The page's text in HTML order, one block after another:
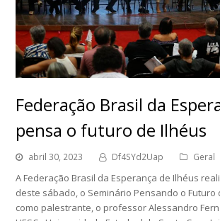
Federação Brasil da
pensa o futuro de Ilhéus
abril 30, 2023 Df4SYd2Uap Geral
A Federação Brasil da Esperança de Ilhéus
deste sábado, o Seminário Pensando o Futuro
como palestrante, o professor Alessandro